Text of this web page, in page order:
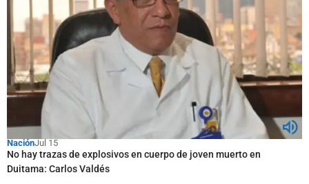
NaciónJul 15
No hay trazas de explosivos en cuerpo de joven muerto en
Duitama: Carlos Valdés